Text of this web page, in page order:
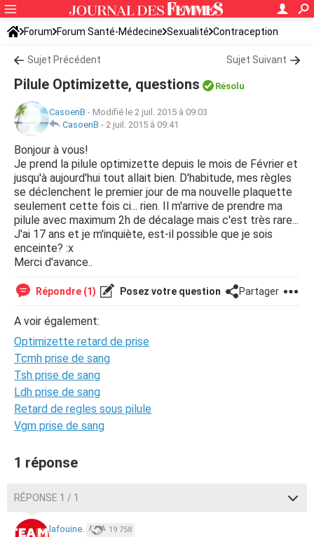
Forum Forum Santé-Médecine Sexualité Contraception
Sujet Précédent Sujet Suivant
Pilule Optimizette, questions Résolu
CasoenB - Modifié le 2 juil. 2015 à 09:03
CasoenB - 2 juil. 2015 à 09:41
Bonjour à vous!
Je prend la pilule optimizette depuis le mois de Février et
jusqu'à aujourd'hui tout allait bien. D'habitude, mes règles
se déclenchent le premier jour de ma nouvelle plaquette
seulement cette fois ci... rien. Il m'arrive de prendre ma
pilule avec maximum 2h de décalage mais c'est très rare...
J'ai 17 ans et je m'inquiète, est-il possible que je sois
enceinte? :x
Merci d'avance..
Répondre (1) Posez votre question Partager
A voir également:
Optimizette retard de prise
Tcmh prise de sang
Tsh prise de sang
Ldh prise de sang
Retard de regles sous pilule
Vgm prise de sang
1 réponse
RÉPONSE 1 / 1
lafouine. 19 758